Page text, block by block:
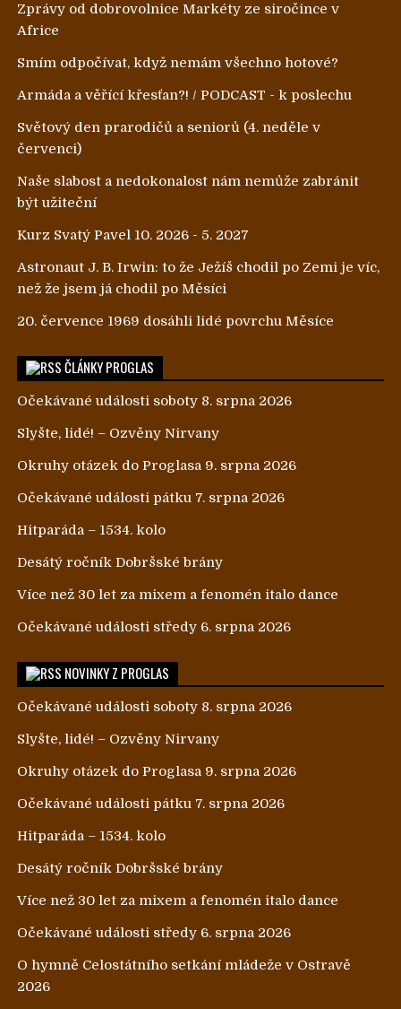
Zprávy od dobrovolnice Markéty ze siročince v
Africe
Smím odpočívat, když nemám všechno hotové?
Armáda a věřící křesťan?! / PODCAST - k poslechu
Světový den prarodičů a seniorů (4. neděle v
červenci)
Naše slabost a nedokonalost nám nemůže zabránit
být užiteční
Kurz Svatý Pavel 10. 2026 - 5. 2027
Astronaut J. B. Irwin: to že Ježíš chodil po Zemi je víc,
než že jsem já chodil po Měsíci
20. července 1969 dosáhli lidé povrchu Měsíce
ČLÁNKY PROGLAS
Očekávané události soboty 8. srpna 2026
Slyšte, lidé! – Ozvěny Nirvany
Okruhy otázek do Proglasa 9. srpna 2026
Očekávané události pátku 7. srpna 2026
Hitparáda – 1534. kolo
Desátý ročník Dobršské brány
Více než 30 let za mixem a fenomén italo dance
Očekávané události středy 6. srpna 2026
NOVINKY Z PROGLAS
Očekávané události soboty 8. srpna 2026
Slyšte, lidé! – Ozvěny Nirvany
Okruhy otázek do Proglasa 9. srpna 2026
Očekávané události pátku 7. srpna 2026
Hitparáda – 1534. kolo
Desátý ročník Dobršské brány
Více než 30 let za mixem a fenomén italo dance
Očekávané události středy 6. srpna 2026
O hymně Celostátního setkání mládeže v Ostravě
2026